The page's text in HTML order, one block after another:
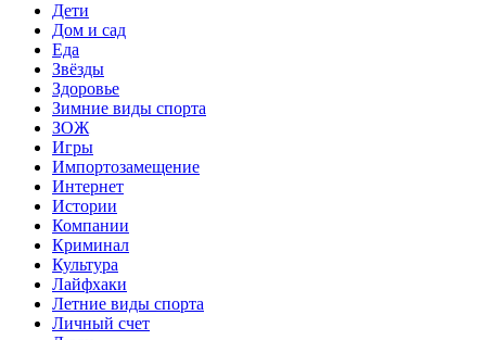
Дети
Дом и сад
Еда
Звёзды
Здоровье
Зимние виды спорта
ЗОЖ
Игры
Импортозамещение
Интернет
Истории
Компании
Криминал
Культура
Лайфхаки
Летние виды спорта
Личный счет